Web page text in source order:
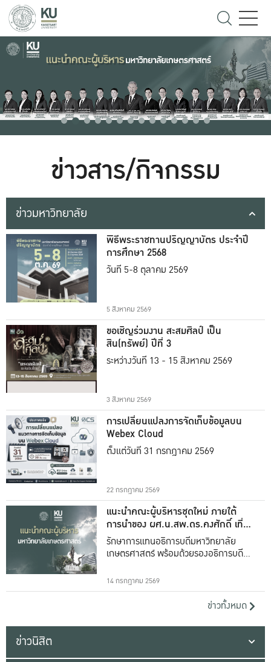
ข่าวสาร/กิจกรรม
ข่าวมหาวิทยาลัย
พิธีพระราชทานปริญญาบัตร ประจำปี
การศึกษา 2568
วันที่ 5-8 ตุลาคม 2569
5 สิงหาคม 2569
ขอเชิญร่วมงาน สะสมศิลป์ เป็น
สิน(ทรัพย์) ปีที่ 3
ระหว่างวันที่ 13 - 15 สิงหาคม 2569
3 สิงหาคม 2569
การเปลี่ยนแปลงการจัดเก็บข้อมูลบน
Webex Cloud
ตั้งแต่วันที่ 31 กรกฎาคม 2569
22 กรกฎาคม 2569
แนะนำคณะผู้บริหารชุดใหม่ ภายใต้
การนำของ ผศ.น.สพ.ดร.คงศักดิ์ เที่ยง
ธรรม
รักษาการแทนอธิการบดีมหาวิทยาลัย
เกษตรศาสตร์ พร้อมด้วยรองอธิการบดีทั้ง
14 กรกฎาคม 2569
ข่าวทั้งหมด
ข่าวนิสิต